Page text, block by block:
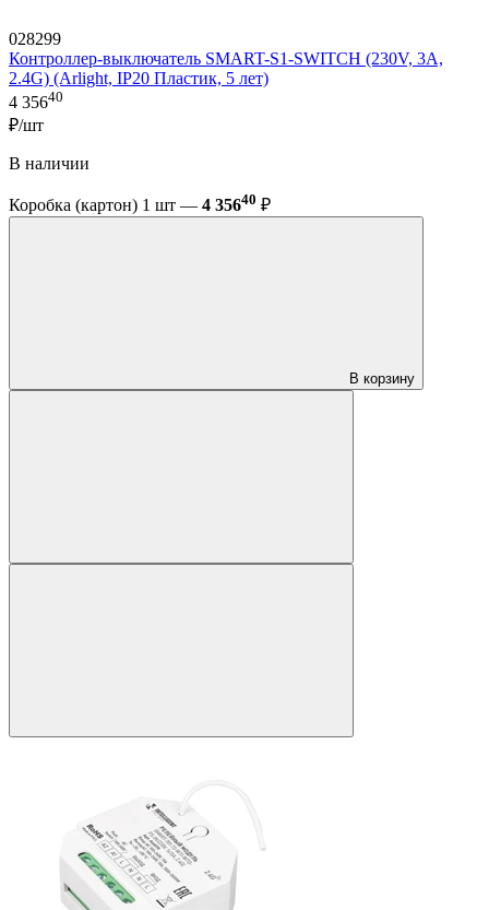
028299
Контроллер-выключатель SMART-S1-SWITCH (230V, 3A,
2.4G) (Arlight, IP20 Пластик, 5 лет)
4 35640
₽/шт
В наличии
Коробка (картон) 1 шт — 4 35640 ₽
В корзину